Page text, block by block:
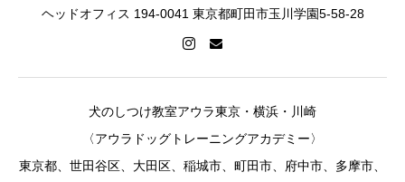
ヘッドオフィス 194-0041 東京都町田市玉川学園5-58-28
犬のしつけ教室アウラ東京・横浜・川崎
〈アウラドッグトレーニングアカデミー〉
東京都、世田谷区、大田区、稲城市、町田市、府中市、多摩市、